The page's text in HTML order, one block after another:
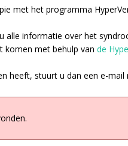
met het programma
alle informatie over het
komen met behulp van de
heeft, stuurt u dan een e-mail